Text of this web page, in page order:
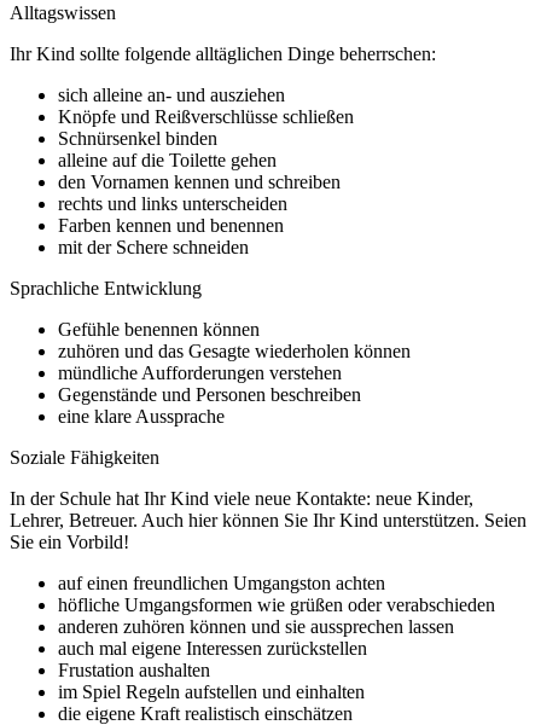
Alltagswissen
Ihr Kind sollte folgende alltäglichen Dinge beherrschen:
sich alleine an- und ausziehen
Knöpfe und Reißverschlüsse schließen
Schnürsenkel binden
alleine auf die Toilette gehen
den Vornamen kennen und schreiben
rechts und links unterscheiden
Farben kennen und benennen
mit der Schere schneiden
Sprachliche Entwicklung
Gefühle benennen können
zuhören und das Gesagte wiederholen können
mündliche Aufforderungen verstehen
Gegenstände und Personen beschreiben
eine klare Aussprache
Soziale Fähigkeiten
In der Schule hat Ihr Kind viele neue Kontakte: neue Kinder,
Lehrer, Betreuer. Auch hier können Sie Ihr Kind unterstützen. Seien
Sie ein Vorbild!
auf einen freundlichen Umgangston achten
höfliche Umgangsformen wie grüßen oder verabschieden
anderen zuhören können und sie aussprechen lassen
auch mal eigene Interessen zurückstellen
Frustation aushalten
im Spiel Regeln aufstellen und einhalten
die eigene Kraft realistisch einschätzen